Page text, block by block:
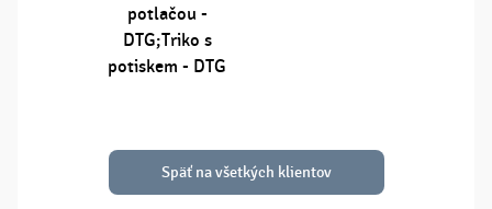
potlačou -
DTG;Triko s
potiskem - DTG
Späť na všetkých klientov